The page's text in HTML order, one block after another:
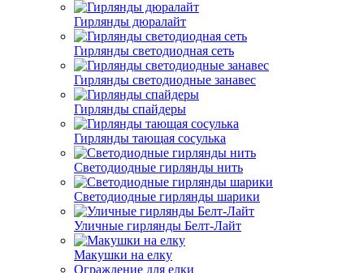
Гирлянды дюралайт
Гирлянды светодиодная сеть
Гирлянды светодиодные занавес
Гирлянды спайдеры
Гирлянды тающая сосулька
Светодиодные гирлянды нить
Светодиодные гирлянды шарики
Уличные гирлянды Белт-Лайт
Макушки на елку
Ограждение для елки